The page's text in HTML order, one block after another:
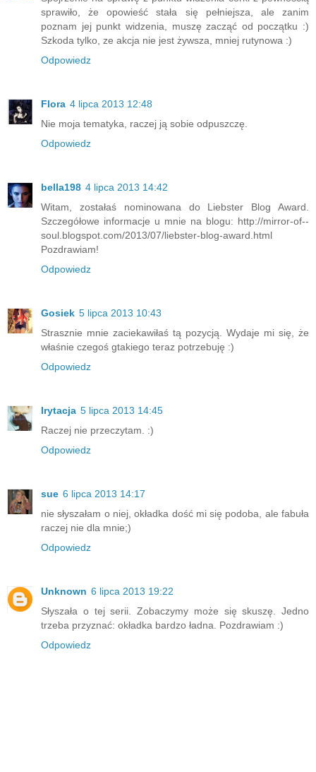
sprawiło, że opowieść stała się pełniejsza, ale zanim
poznam jej punkt widzenia, muszę zacząć od początku :)
Szkoda tylko, ze akcja nie jest żywsza, mniej rutynowa :)
Odpowiedz
Flora 4 lipca 2013 12:48
Nie moja tematyka, raczej ją sobie odpuszczę.
Odpowiedz
bella198 4 lipca 2013 14:42
Witam, zostałaś nominowana do Liebster Blog Award.
Szczegółowe informacje u mnie na blogu: http://mirror-of--
soul.blogspot.com/2013/07/liebster-blog-award.html
Pozdrawiam!
Odpowiedz
Gosiek 5 lipca 2013 10:43
Strasznie mnie zaciekawiłaś tą pozycją. Wydaje mi się, że
właśnie czegoś gtakiego teraz potrzebuję :)
Odpowiedz
Irytacja 5 lipca 2013 14:45
Raczej nie przeczytam. :)
Odpowiedz
sue 6 lipca 2013 14:17
nie słyszałam o niej, okładka dość mi się podoba, ale fabuła
raczej nie dla mnie;)
Odpowiedz
Unknown 6 lipca 2013 19:22
Słyszała o tej serii. Zobaczymy może się skuszę. Jedno
trzeba przyznać: okładka bardzo ładna. Pozdrawiam :)
Odpowiedz